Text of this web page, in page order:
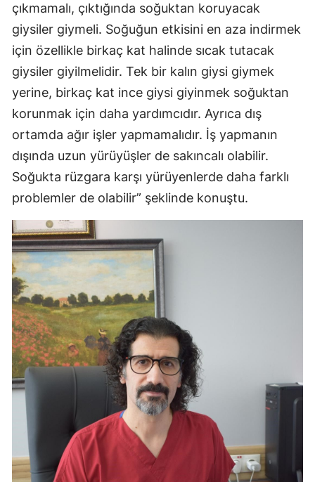
çıkmamalı, çıktığında soğuktan koruyacak
giysiler giymeli. Soğuğun etkisini en aza indirmek
için özellikle birkaç kat halinde sıcak tutacak
giysiler giyilmelidir. Tek bir kalın giysi giymek
yerine, birkaç kat ince giysi giyinmek soğuktan
korunmak için daha yardımcıdır. Ayrıca dış
ortamda ağır işler yapmamalıdır. İş yapmanın
dışında uzun yürüyüşler de sakıncalı olabilir.
Soğukta rüzgara karşı yürüyenlerde daha farklı
problemler de olabilir” şeklinde konuştu.